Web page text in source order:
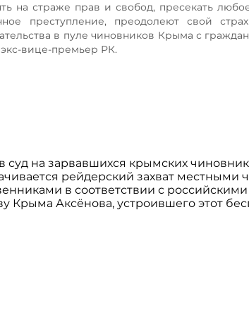
на страже прав и свобод, пресекать
преступление, преодолеют свой
в пуле чиновников Крыма с
экс-вице-премьер РК.
на зарвавшихся крымских
рейдерский захват местными
в соответствии с
Крыма Аксёнова, устроившего этот